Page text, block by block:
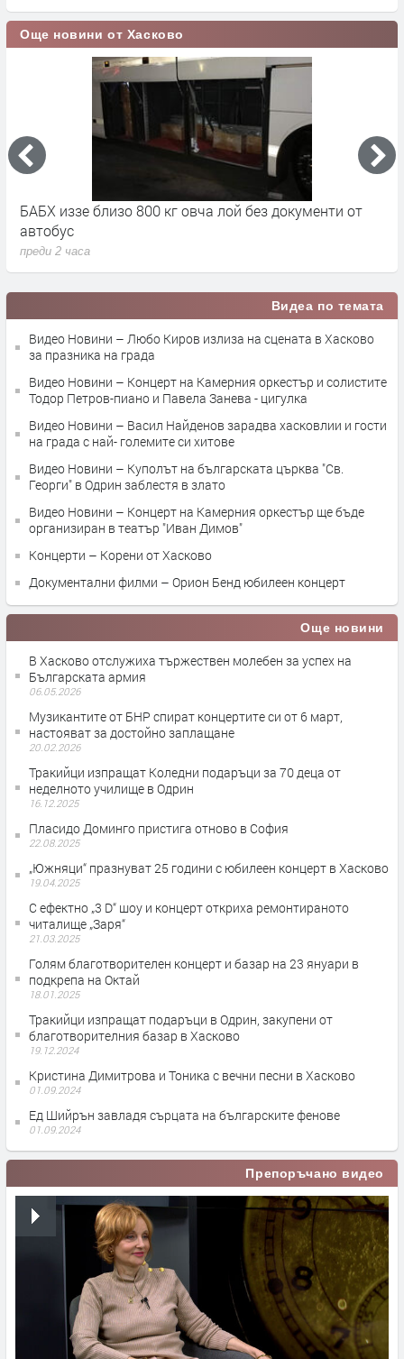
Още новини от Хасково
БАБХ иззе близо 800 кг овча лой без документи от
автобус
преди 2 часа
Видеа по темата
Видео Новини – Любо Киров излиза на сцената в Хасково
за празника на града
Видео Новини – Концерт на Камерния оркестър и солистите
Тодор Петров-пиано и Павела Занева - цигулка
Видео Новини – Васил Найденов зарадва хасковлии и гости
на града с най- големите си хитове
Видео Новини – Куполът на българската църква "Св.
Георги" в Одрин заблестя в злато
Видео Новини – Концерт на Камерния оркестър ще бъде
организиран в театър "Иван Димов"
Концерти – Корени от Хасково
Документални филми – Орион Бенд юбилеен концерт
Още новини
В Хасково отслужиха тържествен молебен за успех на
Българската армия
06.05.2026
Музикантите от БНР спират концертите си от 6 март,
настояват за достойно заплащане
20.02.2026
Тракийци изпращат Коледни подаръци за 70 деца от
неделното училище в Одрин
16.12.2025
Пласидо Доминго пристига отново в София
22.08.2025
„Южняци“ празнуват 25 години с юбилеен концерт в Хасково
19.04.2025
С ефектно „3 D“ шоу и концерт откриха ремонтираното
читалище „Заря“
21.03.2025
Голям благотворителен концерт и базар на 23 януари в
подкрепа на Октай
18.01.2025
Тракийци изпращат подаръци в Одрин, закупени от
благотворителния базар в Хасково
19.12.2024
Кристина Димитрова и Тоника с вечни песни в Хасково
01.09.2024
Ед Шийрън завладя сърцата на българските фенове
01.09.2024
Препоръчано видео